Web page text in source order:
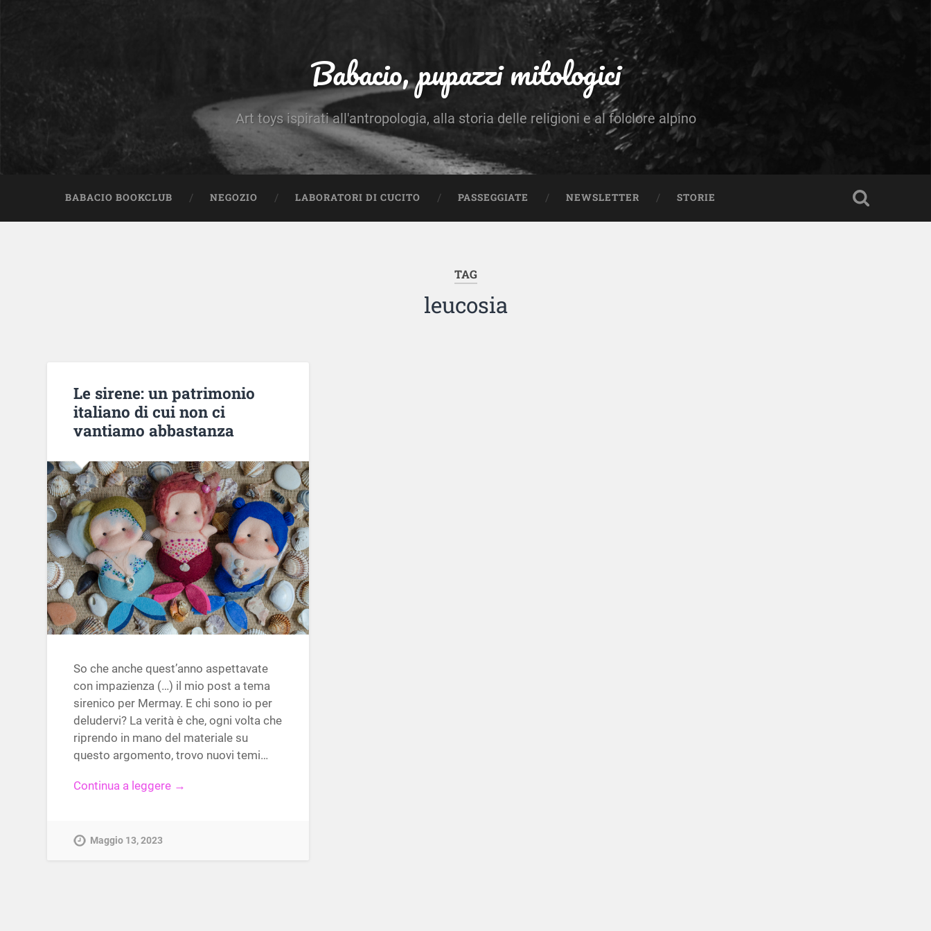
Babacio, pupazzi mitologici
Art toys ispirati all'antropologia, alla storia delle religioni e al folclore alpino
BABACIO BOOKCLUB NEGOZIO LABORATORI DI CUCITO PASSEGGIATE NEWSLETTER STORIE
TAG
leucosia
Le sirene: un patrimonio
italiano di cui non ci
vantiamo abbastanza
So che anche quest’anno aspettavate
con impazienza (…) il mio post a tema
sirenico per Mermay. E chi sono io per
deludervi? La verità è che, ogni volta che
riprendo in mano del materiale su
questo argomento, trovo nuovi temi…
Continua a leggere →
Maggio 13, 2023